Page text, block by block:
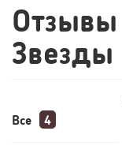
129
Звезды
Все